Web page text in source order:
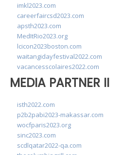
imkl2023.com
careerfaircsd2023.com
apsth2023.com
MedItRio2023.org
lcicon2023boston.com
waitangidayfestival2022.com
vacancesscolaires2022.com
MEDIA PARTNER II
isth2022.com
p2b2pabi2023-makassar.com
wocfparis2023.org
sinc2023.com
scdlqatar2022-qa.com